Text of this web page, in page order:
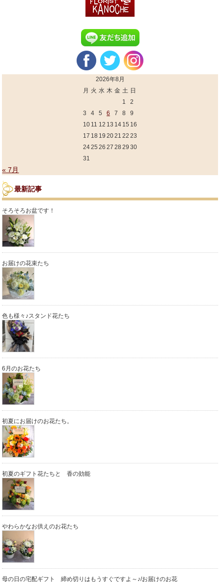
2026年8月
月 火 水 木 金 土 日
1
2
3
4 5 6 7 8
9
10 11 12 13 14 15 16
17 18 19 2021 22 23
2425 26 27 28 29 30
31
« 7月
最新記事
そろそろお盆です！
お届けの花束たち
色も様々♪スタンド花たち
6月のお花たち
初夏にお届けのお花たち。
初夏のギフト花たちと 香の効能
やわらかなお供えのお花たち
母の日の宅配ギフト 締め切りはもうすぐですよ～♪/お届けのお花